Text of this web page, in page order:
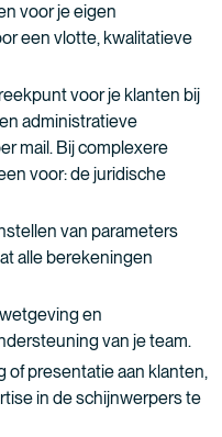
voor je eigen
een vlotte, kwalitatieve
voor je klanten bij
administratieve
mail. Bij complexere
voor: de juridische
van parameters
alle berekeningen
en
van je team.
of presentatie aan klanten,
in de schijnwerpers te